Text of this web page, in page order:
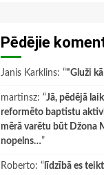
Pēdējie
Janis Karklins: “"Gluži
martinsz: “Jā, pēdējā
reformēto baptistu
mērā varētu būt Džona
nopelns…”
Roberto: “ līdzībā es